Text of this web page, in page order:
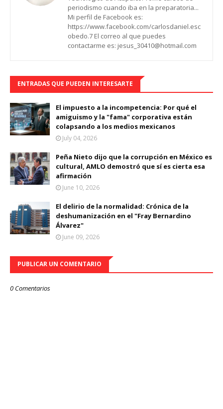
periodismo cuando iba en la preparatoria...
Mi perfil de Facebook es:
https://www.facebook.com/carlosdaniel.esc
obedo.7 El correo al que puedes
contactarme es: jesus_30410@hotmail.com
ENTRADAS QUE PUEDEN INTERESARTE
El impuesto a la incompetencia: Por qué el
amiguismo y la "fama" corporativa están
colapsando a los medios mexicanos
July 04, 2026
Peña Nieto dijo que la corrupción en México es
cultural, AMLO demostró que sí es cierta esa
afirmación
June 10, 2026
El delirio de la normalidad: Crónica de la
deshumanización en el "Fray Bernardino
Álvarez"
June 09, 2026
PUBLICAR UN COMENTARIO
0 Comentarios